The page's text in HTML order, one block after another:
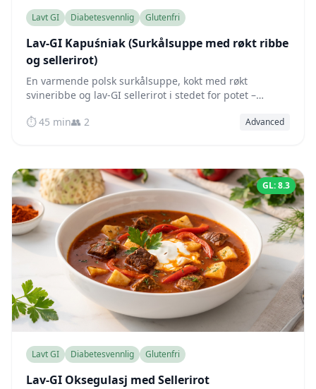
Lavt GI Diabetesvennlig Glutenfri
Lav-GI Kapuśniak (Surkålsuppe med røkt ribbe
og sellerirot)
En varmende polsk surkålsuppe, kokt med røkt
svineribbe og lav-GI sellerirot i stedet for potet –
⏱️ 45 min👥 2 Advanced
GL: 8.3
Lavt GI Diabetesvennlig Glutenfri
Lav-GI Oksegulasj med Sellerirot